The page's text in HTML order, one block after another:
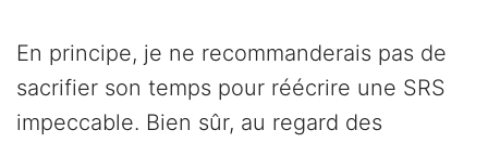
En principe, je ne recommanderais pas de
sacrifier son temps pour réécrire une SRS
impeccable. Bien sûr, au regard des